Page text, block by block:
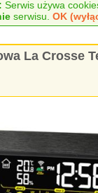
Serwis używa
serwisu.OK
La Crosse